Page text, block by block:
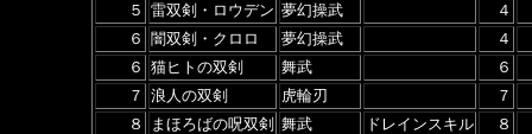
５ 雷双剣・ロウデン 夢幻操武
４
６
闇双剣・クロロ 夢幻操武
４
６ 猫ヒトの双剣 舞武
６
７ 浪人の双剣 虎輪刃
７
８
まほろばの呪双剣 舞武 ドレインスキル
８